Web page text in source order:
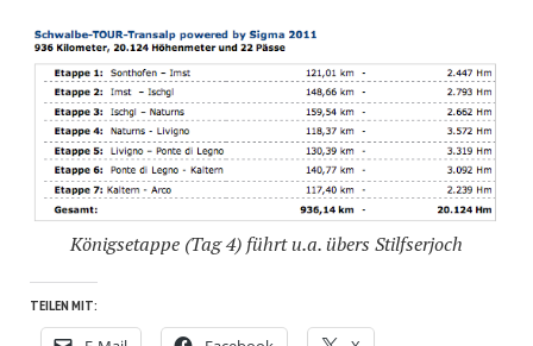
Königsetappe (Tag 4) führt u.a. übers Stilfserjoch
TEILEN MIT: